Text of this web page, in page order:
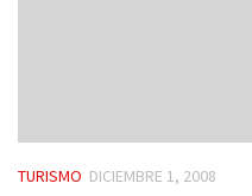
TURISMO DICIEMBRE 1, 2008